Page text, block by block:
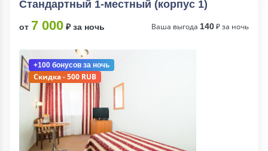
Стандартный 1-местный (корпус 1)
от 7 000 ₽ за ночь Ваша выгода 140₽ за ночь
+100 бонусов за ночь
Скидка - 500 RUB